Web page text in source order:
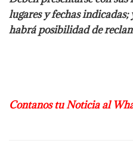
lugares y fechas indicadas;
habrá posibilidad de
Contanos tu Noticia al